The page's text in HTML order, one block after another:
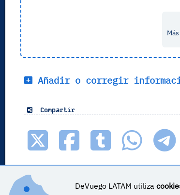
Añadir o corregir
Compartir
DeVuego LATAM ES_COR es parte de ©DeVuego
DeVuego LATAM utiliza